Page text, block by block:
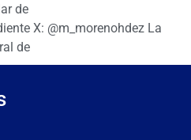
de
X: @m_morenohdez La
de